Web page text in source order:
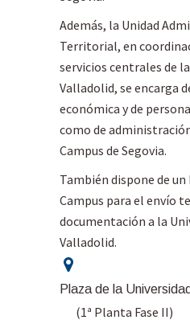
Además, la Unidad
Territorial, en
servicios centrales de
Valladolid, se encarga
económica y de
como de
Campus de Segovia.
También dispone de
Campus para el envío
documentación a la
Valladolid.
Plaza de la
(1ª Planta Fase II)